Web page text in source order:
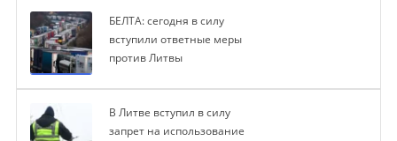
БЕЛТА: сегодня в силу
вступили ответные меры
против Литвы
В Литве вступил в силу
запрет на использование